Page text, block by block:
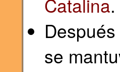
Catalina.
se